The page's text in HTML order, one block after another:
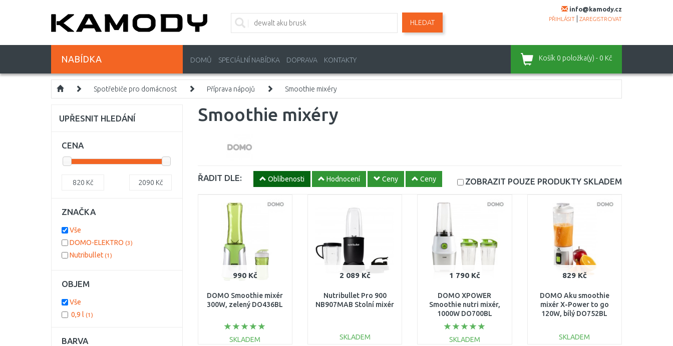
info@kamody.cz
PŘIHLÁSIT ZAREGISTROVAT
HLEDAT
NABÍDKA DOMŮ SPECIÁLNÍ NABÍDKA DOPRAVA KONTAKTY Košík 0 položka(y) - 0 Kč
Spotřebiče pro domácnost Příprava nápojů Smoothie mixéry
Smoothie mixéry
ŘADIT DLE: Oblíbenosti Hodnocení Ceny Ceny ZOBRAZIT POUZE PRODUKTY SKLADEM
990 Kč
DOMO Smoothie mixér
300W, zelený DO436BL
SKLADEM
2 089 Kč
Nutribullet Pro 900
NB907MAB Stolní mixér
SKLADEM
1 790 Kč
DOMO XPOWER
Smoothie nutri mixér,
1000W DO700BL
SKLADEM
829 Kč
DOMO Aku smoothie
mixér X-Power to go
120W, bílý DO752BL
SKLADEM
UPŘESNIT HLEDÁNÍ
CENA
820 Kč 2090 Kč
ZNAČKA
Vše
DOMO-ELEKTRO (3)
Nutribullet (1)
OBJEM
Vše
0,9 l (1)
BARVA